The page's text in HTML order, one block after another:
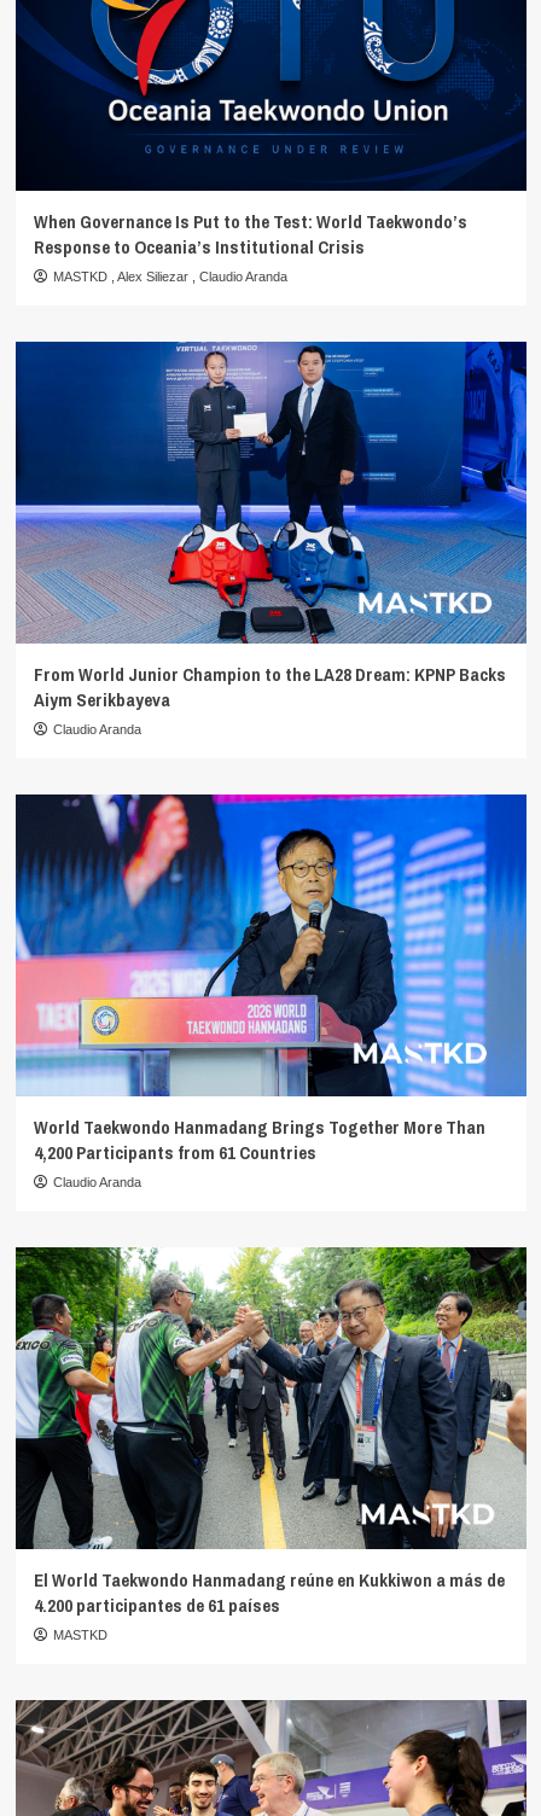
When Governance Is Put to the Test: World Taekwondo’s
Response to Oceania’s Institutional Crisis
MASTKD Alex Siliezar Claudio Aranda
From World Junior Champion to the LA28 Dream: KPNP Backs
Aiym Serikbayeva
Claudio Aranda
World Taekwondo Hanmadang Brings Together More Than
4,200 Participants from 61 Countries
Claudio Aranda
El World Taekwondo Hanmadang reúne en Kukkiwon a más de
4.200 participantes de 61 países
MASTKD